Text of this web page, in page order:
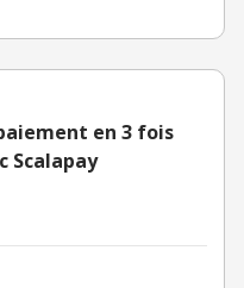
en 3 fois
Scalapay